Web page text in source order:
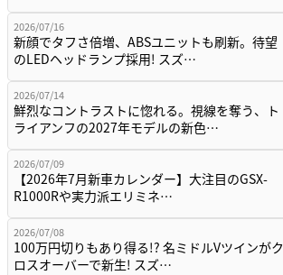
2026/07/16
新顔でタフさ倍増、ABSユニットも刷新。待望
のLEDヘッドランプ採用! スズ…
2026/07/14
鮮烈なコントラストに惚れる。視線を奪う、ト
ライアンフの2027年モデルの新色…
2026/07/09
【2026年7月新車カレンダー】大注目のGSX-
R1000Rや実力派エリミネ…
2026/07/08
100万円切りもあり得る!? 名ミドルVツインがク
ロスオーバーで新生! スズ…